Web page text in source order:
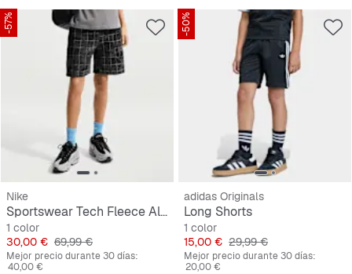
-57%
Nike
Sportswear Tech Fleece All Over Print Short
1 color
Precio
30,00 € Precio original
69,99 €
Mejor precio durante 30 días:
40,00 €
-50%
adidas Originals
Long Shorts
1 color
Precio
15,00 € Precio original
29,99 €
Mejor precio durante 30 días:
20,00 €